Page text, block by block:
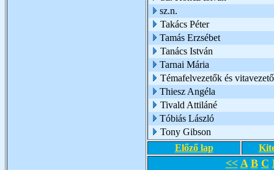
sz.n.
Takács Péter
Tamás Erzsébet
Tanács István
Tarnai Mária
Témafelvezetők és
Thiesz Angéla
Tivald Attiláné
Tóbiás László
Tony Gibson
Előző lap
<< A B C